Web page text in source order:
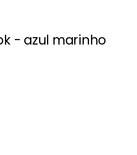
- azul marinho